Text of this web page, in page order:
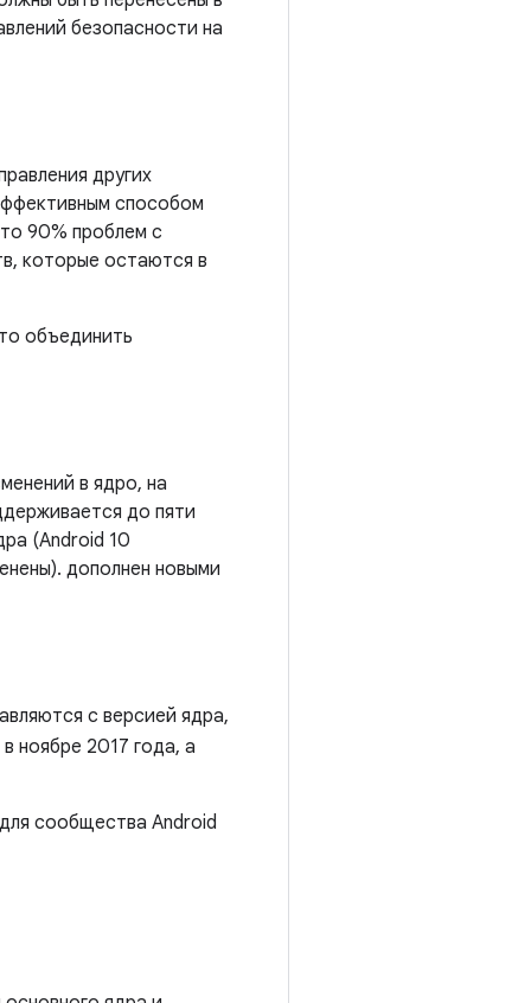
безопасности на
других
способом
90% проблем с
которые остаются в
объединить
в ядро, на
до пяти
(Android 10
дополнен новыми
с версией ядра,
в ноябре 2017 года, а
сообщества Android